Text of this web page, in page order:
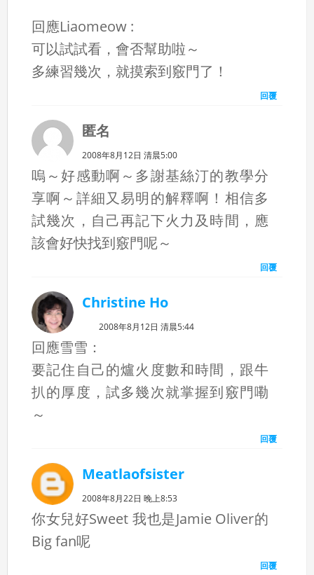
回應Liaomeow :
可以試試看，會否幫助啦～
多練習幾次，就摸索到竅門了！
回覆
匿名
2008年8月12日 清晨5:00
嗚～好感動啊～多謝基絲汀的教學分
享啊～詳細又易明的解釋啊！相信多
試幾次，自己再記下火力及時間，應
該會好快找到竅門呢～
回覆
Christine Ho
2008年8月12日 清晨5:44
回應雪雪：
要記住自己的爐火度數和時間，跟牛
扒的厚度，試多幾次就掌握到竅門嘞
～
回覆
Meatlaofsister
2008年8月22日 晚上8:53
你女兒好Sweet 我也是Jamie Oliver的
Big fan呢
回覆